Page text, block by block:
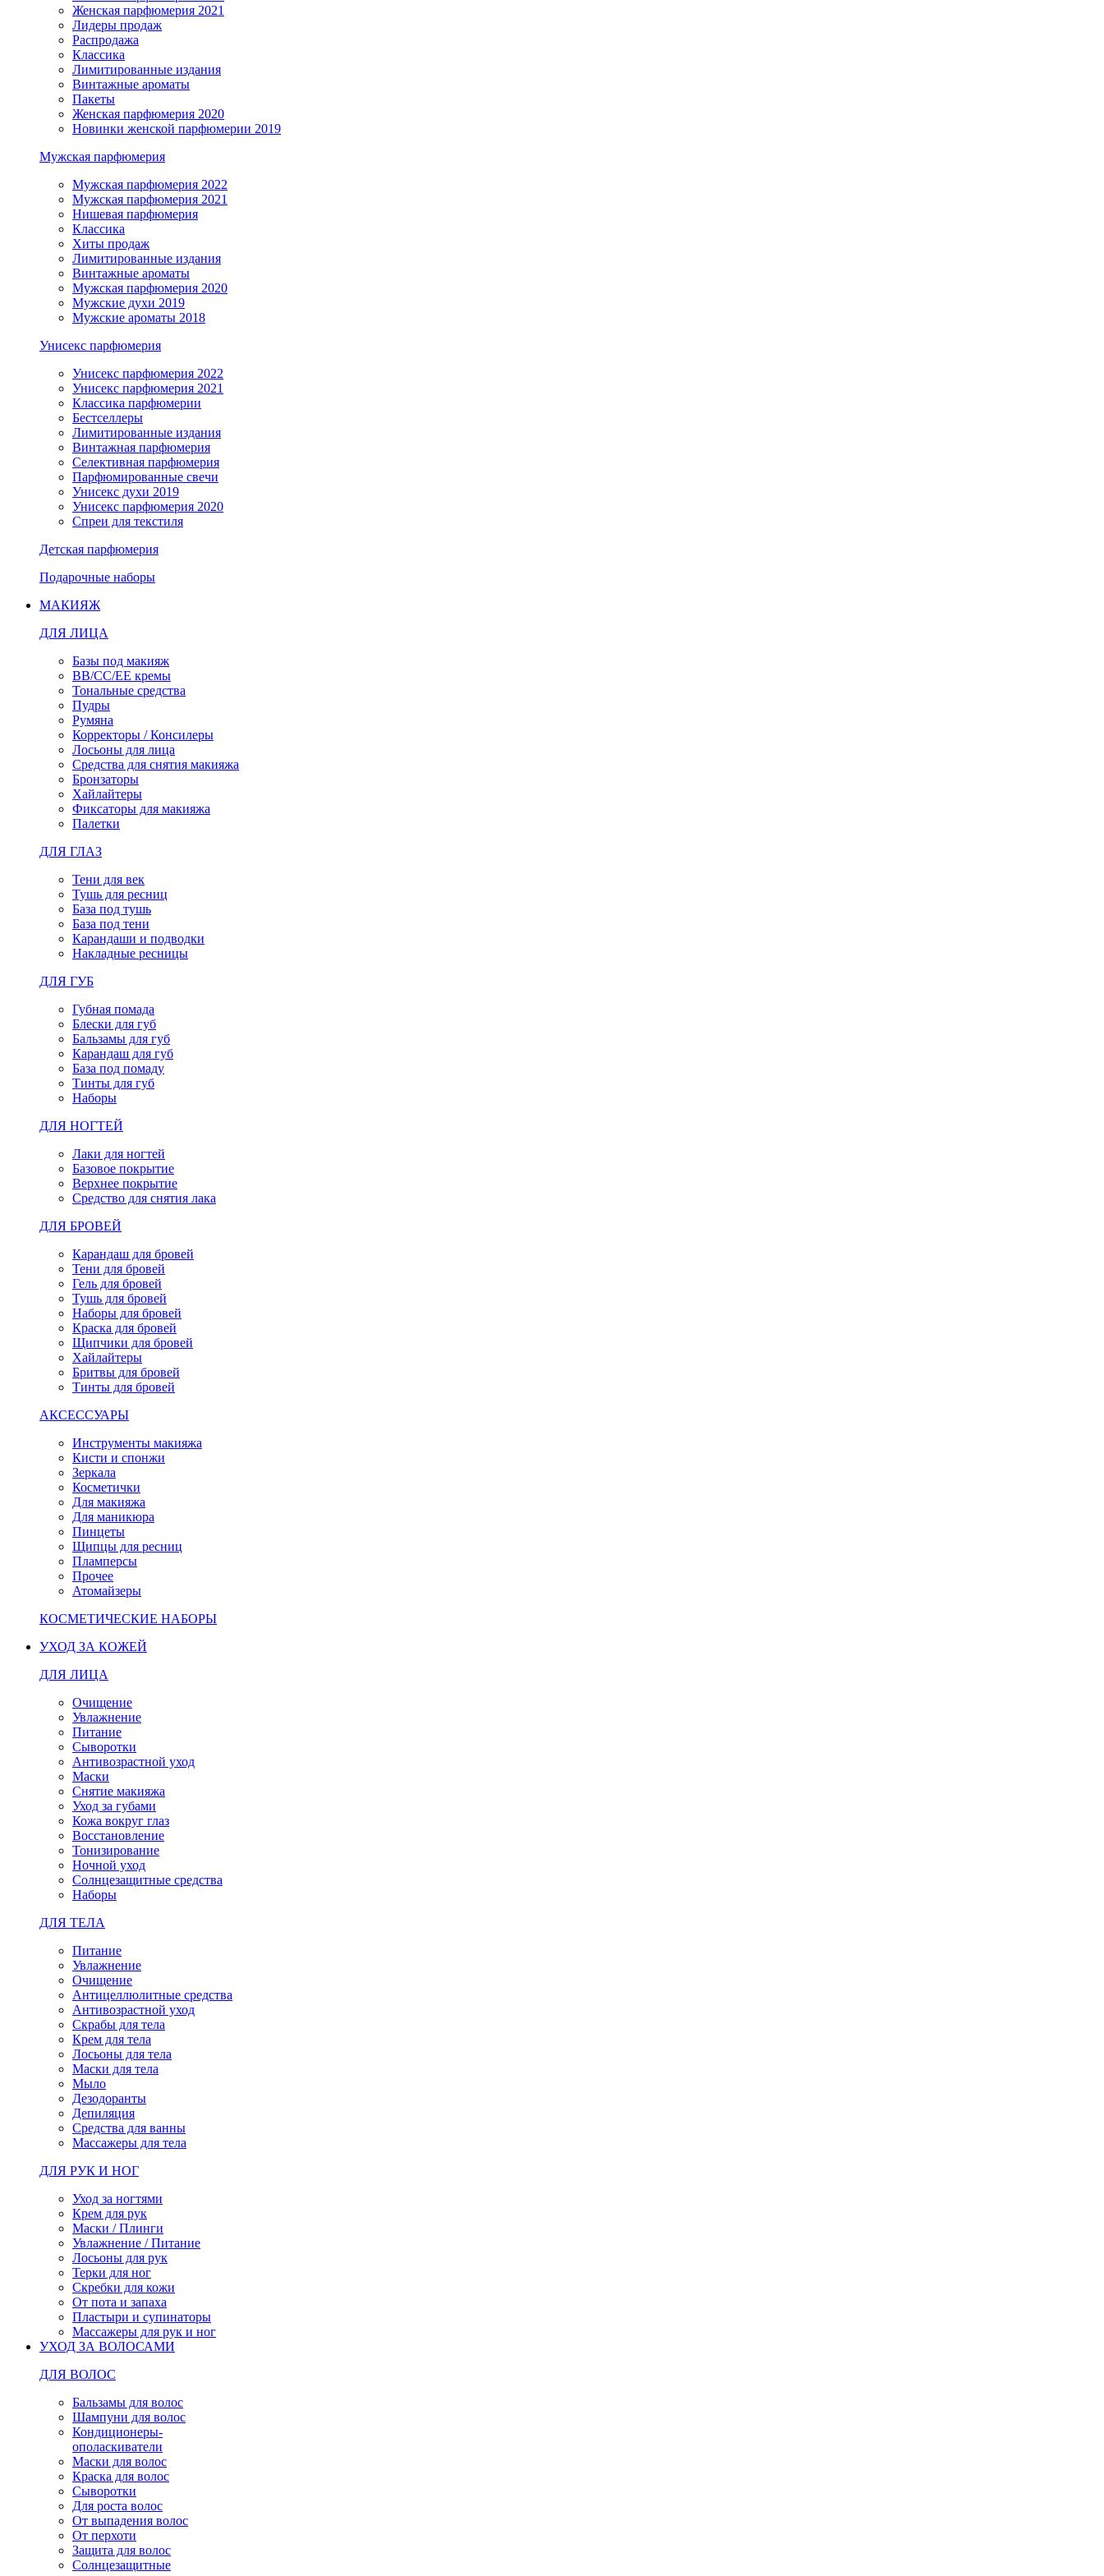
Женская парфюмерия 2021
Лидеры продаж
Распродажа
Классика
Лимитированные издания
Винтажные ароматы
Пакеты
Женская парфюмерия 2020
Новинки женской парфюмерии 2019
Мужская парфюмерия
Мужская парфюмерия 2022
Мужская парфюмерия 2021
Нишевая парфюмерия
Классика
Хиты продаж
Лимитированные издания
Винтажные ароматы
Мужская парфюмерия 2020
Мужские духи 2019
Мужские ароматы 2018
Унисекс парфюмерия
Унисекс парфюмерия 2022
Унисекс парфюмерия 2021
Классика парфюмерии
Бестселлеры
Лимитированные издания
Винтажная парфюмерия
Селективная парфюмерия
Парфюмированные свечи
Унисекс духи 2019
Унисекс парфюмерия 2020
Спреи для текстиля
Детская парфюмерия
Подарочные наборы
МАКИЯЖ
ДЛЯ ЛИЦА
Базы под макияж
BB/CC/EE кремы
Тональные средства
Пудры
Румяна
Корректоры / Консилеры
Лосьоны для лица
Средства для снятия макияжа
Бронзаторы
Хайлайтеры
Фиксаторы для макияжа
Палетки
ДЛЯ ГЛАЗ
Тени для век
Тушь для ресниц
База под тушь
База под тени
Карандаши и подводки
Накладные ресницы
ДЛЯ ГУБ
Губная помада
Блески для губ
Бальзамы для губ
Карандаш для губ
База под помаду
Тинты для губ
Наборы
ДЛЯ НОГТЕЙ
Лаки для ногтей
Базовое покрытие
Верхнее покрытие
Средство для снятия лака
ДЛЯ БРОВЕЙ
Карандаш для бровей
Тени для бровей
Гель для бровей
Тушь для бровей
Наборы для бровей
Краска для бровей
Щипчики для бровей
Хайлайтеры
Бритвы для бровей
Тинты для бровей
АКСЕССУАРЫ
Инструменты макияжа
Кисти и спонжи
Зеркала
Косметички
Для макияжа
Для маникюра
Пинцеты
Щипцы для ресниц
Пламперсы
Прочее
Атомайзеры
КОСМЕТИЧЕСКИЕ НАБОРЫ
УХОД ЗА КОЖЕЙ
ДЛЯ ЛИЦА
Очищение
Увлажнение
Питание
Сыворотки
Антивозрастной уход
Маски
Снятие макияжа
Уход за губами
Кожа вокруг глаз
Восстановление
Тонизирование
Ночной уход
Солнцезащитные средства
Наборы
ДЛЯ ТЕЛА
Питание
Увлажнение
Очищение
Антицеллюлитные средства
Антивозрастной уход
Скрабы для тела
Крем для тела
Лосьоны для тела
Маски для тела
Мыло
Дезодоранты
Депиляция
Средства для ванны
Массажеры для тела
ДЛЯ РУК И НОГ
Уход за ногтями
Крем для рук
Маски / Плинги
Увлажнение / Питание
Лосьоны для рук
Терки для ног
Скребки для кожи
От пота и запаха
Пластыри и супинаторы
Массажеры для рук и ног
УХОД ЗА ВОЛОСАМИ
ДЛЯ ВОЛОС
Бальзамы для волос
Шампуни для волос
Кондиционеры-
ополаскиватели
Маски для волос
Краска для волос
Сыворотки
Для роста волос
От выпадения волос
От перхоти
Защита для волос
Солнцезащитные